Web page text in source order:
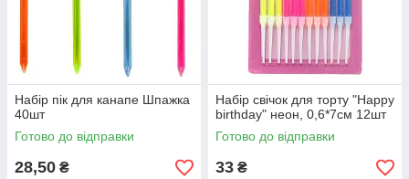
Набір пік для канапе Шпажка
40шт
Готово до відправки
28,50 ₴
Набір свічок для торту "Happy
birthday" неон, 0,6*7см 12шт
Готово до відправки
33 ₴